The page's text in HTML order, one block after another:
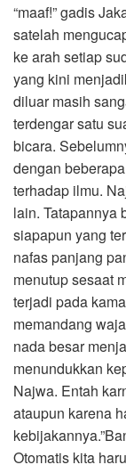
“maaf!” gadis
satelah
ke arah setiap
yang kini
diluar masih
terdengar satu
bicara.
dengan
terhadap ilmu.
lain. Tatapannya
siapapun yang
nafas panjang
menutup sesaat
terjadi pada
memandang
nada besar
menundukkan
Najwa. Entah
ataupun karena
Otomatis kita